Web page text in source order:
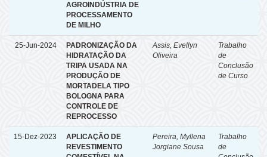
AGROINDÚSTRIA DE
PROCESSAMENTO
DE MILHO
25-Jun-2024
PADRONIZAÇÃO DA
HIDRATAÇÃO DA
TRIPA USADA NA
PRODUÇÃO DE
MORTADELA TIPO
BOLOGNA PARA
CONTROLE DE
REPROCESSO
Assis, Evellyn
Oliveira
Trabalho
de
Conclusão
de Curso
15-Dez-2023
APLICAÇÃO DE
REVESTIMENTO
Pereira, Myllena
Jorgiane Sousa
Trabalho
de